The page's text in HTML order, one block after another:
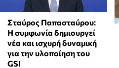
Σταύρος Παπασταύρου:
Η συμφωνία δημιουργεί
νέα και ισχυρή δυναμική
για την υλοποίηση του
GSI